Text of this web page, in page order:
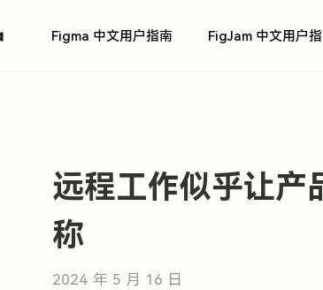
Figma 中文用户指南 FigJam 中文用户
远程工作似乎让产
称
2024 年 5 月 16 日